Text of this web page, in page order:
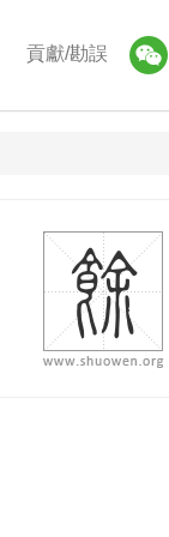
貢獻/勘誤